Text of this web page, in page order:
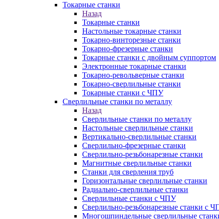
Токарные станки
Назад
Токарные станки
Настольные токарные станки
Токарно-винторезные станки
Токарно-фрезерные станки
Токарные станки с двойным суппортом
Электронные токарные станки
Токарно-револьверные станки
Токарно-сверлильные станки
Токарные станки с ЧПУ
Сверлильные станки по металлу
Назад
Сверлильные станки по металлу
Настольные сверлильные станки
Вертикально-сверлильные станки
Сверлильно-фрезерные станки
Сверлильно-резьбонарезные станки
Магнитные сверлильные станки
Станки для сверления труб
Горизонтальные сверлильные станки
Радиально-сверлильные станки
Сверлильные станки с ЧПУ
Сверлильно-резьбонарезные станки с
Многошпиндельные сверлильные